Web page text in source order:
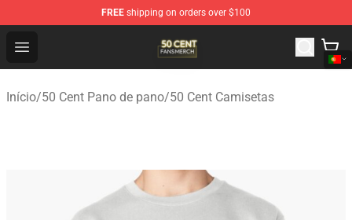
FREE shipping on orders over $100
Open menu
50 Cent Shop - Official 50 Cent Merchandise Store
Início/50 Cent Pano de pano/50 Cent Camisetas